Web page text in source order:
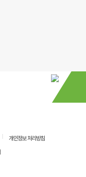
개인정보 처리방침